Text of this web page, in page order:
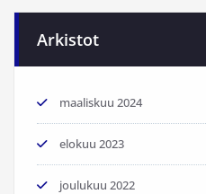
Arkistot
maaliskuu 2024
elokuu 2023
joulukuu 2022